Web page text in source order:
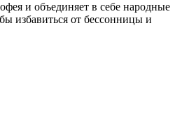
и объединяет в себе народные
избавиться от бессонницы и